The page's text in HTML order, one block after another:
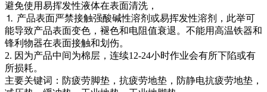
避免使用易挥发性液体在表面清洗，
⒈ 产品表面严禁接触强酸碱性溶剂或易挥发性溶剂，此举可
能导致产品表面变色，褪色和电阻值衰退。不能用高温铁器和
锋利物器在表面接触和划伤。
2. 因为产品中间为棉层，连续12-24小时作业会有所下陷或有
所损耗。
主要关键词：防疲劳脚垫，抗疲劳地垫，防静电抗疲劳地垫，